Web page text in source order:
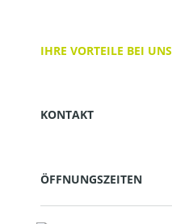
IHRE VORTEILE BEI UNS
KONTAKT
ÖFFNUNGSZEITEN